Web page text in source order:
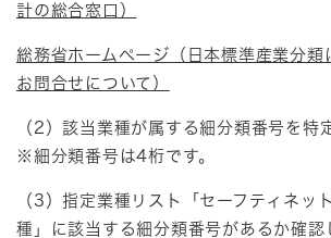
計の総合窓口）
総務省ホームページ（日本標準産業分類
お問合せについて）
（2）該当業種が属する細分類番号を特
※細分類番号は4桁です。
（3）指定業種リスト「セーフティネッ
種」に該当する細分類番号があるか確認